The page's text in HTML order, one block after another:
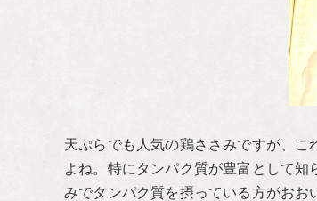
天ぷらでも人気の鶏ささみですが、
よね。特にタンパク質が豊富として
みでタンパク質を摂っている方がお